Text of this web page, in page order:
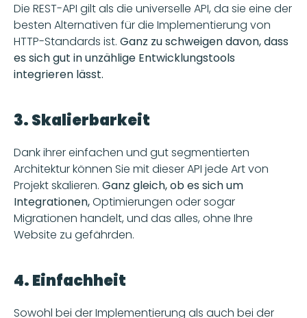
Die REST-API gilt als die universelle API, da sie eine der
besten Alternativen für die Implementierung von
HTTP-Standards ist. Ganz zu schweigen davon, dass
es sich gut in unzählige Entwicklungstools
integrieren lässt.
3. Skalierbarkeit
Dank ihrer einfachen und gut segmentierten
Architektur können Sie mit dieser API jede Art von
Projekt skalieren. Ganz gleich, ob es sich um
Integrationen, Optimierungen oder sogar
Migrationen handelt, und das alles, ohne Ihre
Website zu gefährden.
4. Einfachheit
Sowohl bei der Implementierung als auch bei der